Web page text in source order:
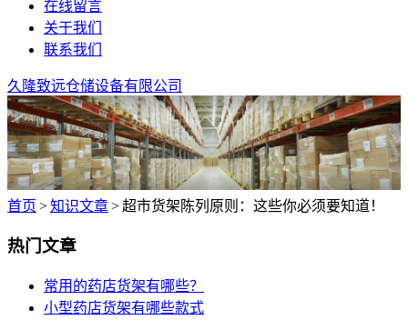
在线留言
关于我们
联系我们
久隆致远仓储设备有限公司
首页 >知识文章>超市货架陈列原则：这些你必须要知道！
热门文章
常用的药店货架有哪些？
小型药店货架有哪些款式